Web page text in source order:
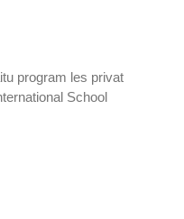
program les privat
School